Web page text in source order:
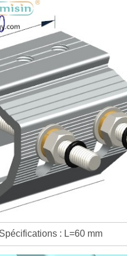
Spécifications : L=60 mm